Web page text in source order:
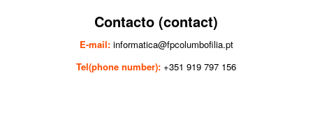
Contacto (contact)
E-mail: informatica@fpcolumbofilia.pt
Tel(phone number): +351 919 797 156